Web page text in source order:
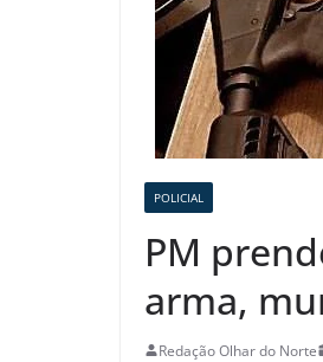
POLICIAL
PM
arma,
Redação Olhar do Norte